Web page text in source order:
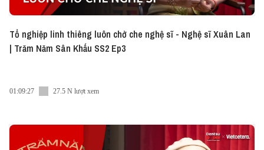
Tổ nghiệp linh thiêng luôn chở che nghệ sĩ - Nghệ sĩ Xuân Lan
| Trăm Năm Sân Khấu SS2 Ep3
01:09:27 27.5 N lượt xem